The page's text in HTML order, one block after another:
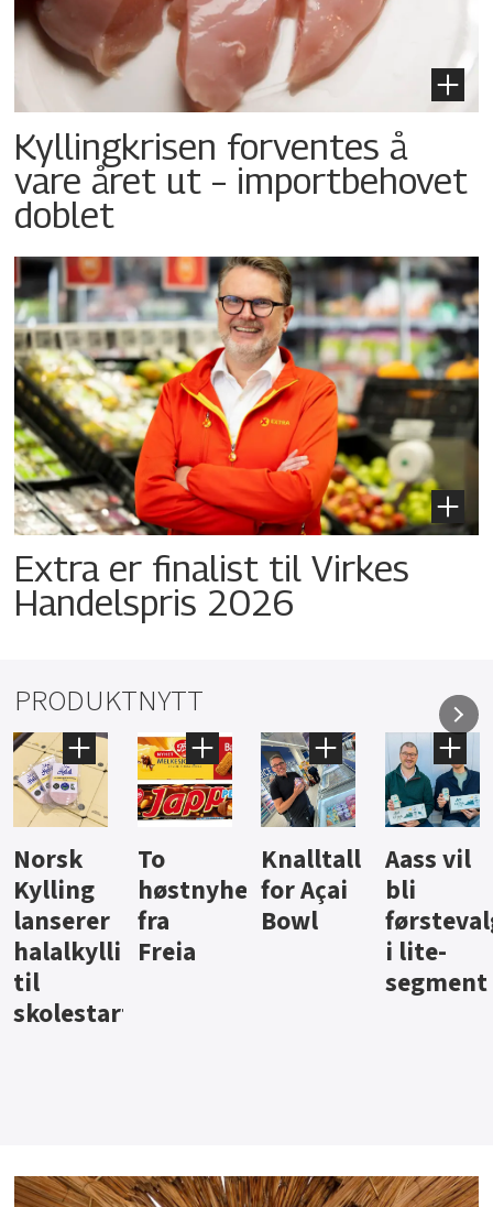
Kyllingkrisen forventes å
vare året ut – importbehovet
doblet
Extra er finalist til Virkes
Handelspris 2026
PRODUKTNYTT
Knalltall
for Açai
Bowl
Aass vil
bli
førstevalg
i lite-
Brus og
jus fra
Berentsen
Hard
iste fra
Hansa